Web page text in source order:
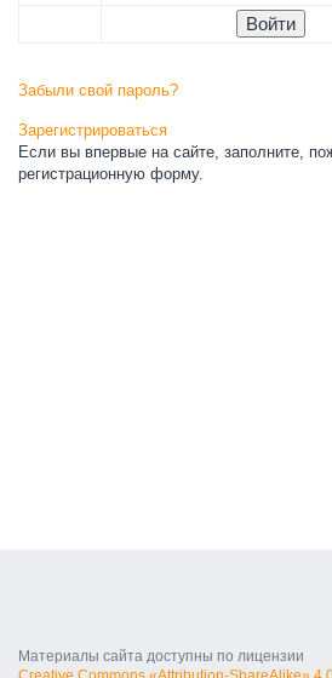
Забыли свой пароль?
Зарегистрироваться
Если вы впервые на сайте, заполните,
регистрационную форму.
Материалы сайта доступны по лицензии